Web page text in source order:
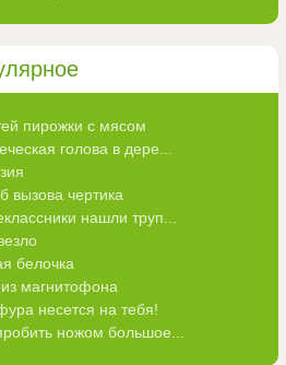
пирожки с мясом
голова в дере...
вызова чертика
нашли труп...
белочка
магнитофона
несется на тебя!
ножом большое...